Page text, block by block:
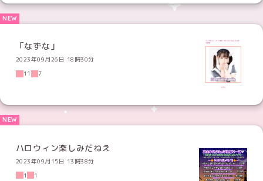
「なずな」
2023年09月26日 18時30分
11
7
ハロウィン楽しみだねえ
2023年09月15日 13時38分
1
1